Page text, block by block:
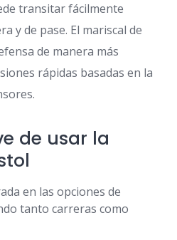
transitar fácilmente
y de pase. El mariscal de
de manera más
rápidas basadas en la
de usar la
en las opciones de
tanto carreras como